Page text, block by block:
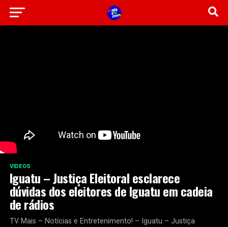
VIDEOS
Iguatu – Justiça Eleitoral esclarece
dúvidas dos eleitores de Iguatu em cadeia
de rádios
TV Mais – Notícias e Entretenimento! – Iguatu – Justiça